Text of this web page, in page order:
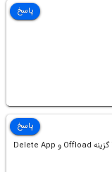
پاسخ
چرا تو قسمت iPhone Storage گزینه Offload و Delete App
پاسخ